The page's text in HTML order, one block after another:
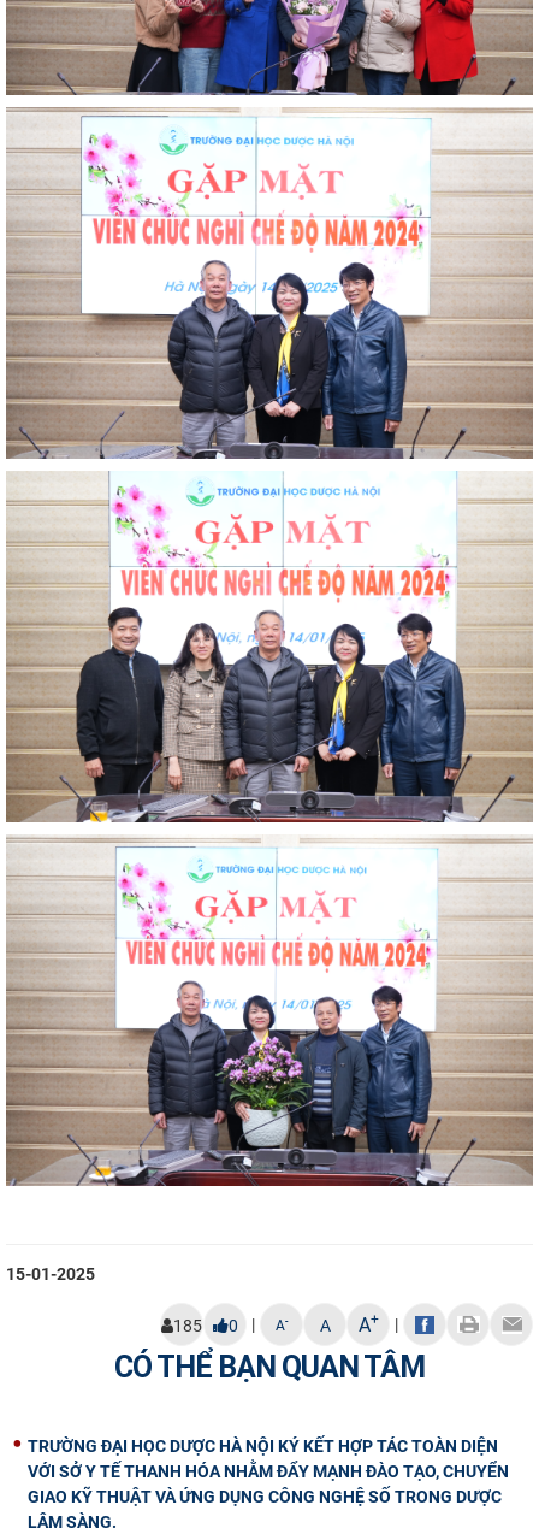
15-01-2025
185 0 | A- A A+ |
CÓ THỂ BẠN QUAN TÂM
TRƯỜNG ĐẠI HỌC DƯỢC HÀ NỘI KÝ KẾT HỢP TÁC TOÀN DIỆN
VỚI SỞ Y TẾ THANH HÓA NHẰM ĐẨY MẠNH ĐÀO TẠO, CHUYỂN
GIAO KỸ THUẬT VÀ ỨNG DỤNG CÔNG NGHỆ SỐ TRONG DƯỢC
LÂM SÀNG.